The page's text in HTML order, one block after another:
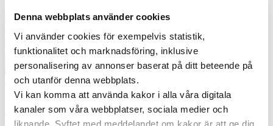
Denna webbplats använder cookies
Vi använder cookies för exempelvis statistik,
funktionalitet och marknadsföring, inklusive
personalisering av annonser baserat på ditt beteende på
och utanför denna webbplats.
Vi kan komma att använda kakor i alla våra digitala
kanaler som våra webbplatser, sociala medier och
liknande. Syftet med meddelandet om kakor är att ge dig
Tina Hesselberg fick diagnosen hypotyreos 1999 men är själv
diagnostiserad …
27 augusti 2021
Hjärta för vården
5 saker som är bra att veta om hypotyreos